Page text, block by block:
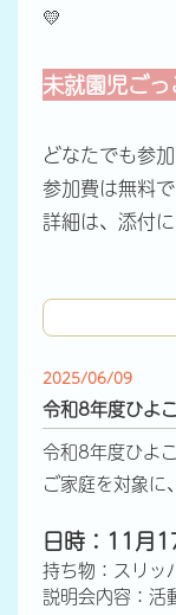
💛
未就園児ご
どなたでも参
参加費は無料
詳細は、添付
2025/06/09
令和8年度ひよ
令和8年度ひよ
ご家庭を対象に
日時：11月
持ち物：スリッ
説明会内容：活